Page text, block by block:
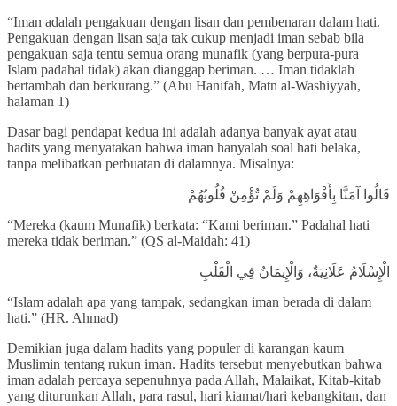
“Iman adalah pengakuan dengan lisan dan pembenaran dalam hati.
Pengakuan dengan lisan saja tak cukup menjadi iman sebab bila
pengakuan saja tentu semua orang munafik (yang berpura-pura
Islam padahal tidak) akan dianggap beriman. … Iman tidaklah
bertambah dan berkurang.” (Abu Hanifah, Matn al-Washiyyah,
halaman 1)
Dasar bagi pendapat kedua ini adalah adanya banyak ayat atau
hadits yang menyatakan bahwa iman hanyalah soal hati belaka,
tanpa melibatkan perbuatan di dalamnya. Misalnya:
قَالُوا آمَنَّا بِأَفْوَاهِهِمْ وَلَمْ تُؤْمِنْ قُلُوبُهُمْ
“Mereka (kaum Munafik) berkata: “Kami beriman.” Padahal hati
mereka tidak beriman.” (QS al-Maidah: 41)
الْإِسْلَامُ عَلَانِيَةٌ، وَالْإِيمَانُ فِي الْقَلْبِ
“Islam adalah apa yang tampak, sedangkan iman berada di dalam
hati.” (HR. Ahmad)
Demikian juga dalam hadits yang populer di karangan kaum
Muslimin tentang rukun iman. Hadits tersebut menyebutkan bahwa
iman adalah percaya sepenuhnya pada Allah, Malaikat, Kitab-kitab
yang diturunkan Allah, para rasul, hari kiamat/hari kebangkitan, dan